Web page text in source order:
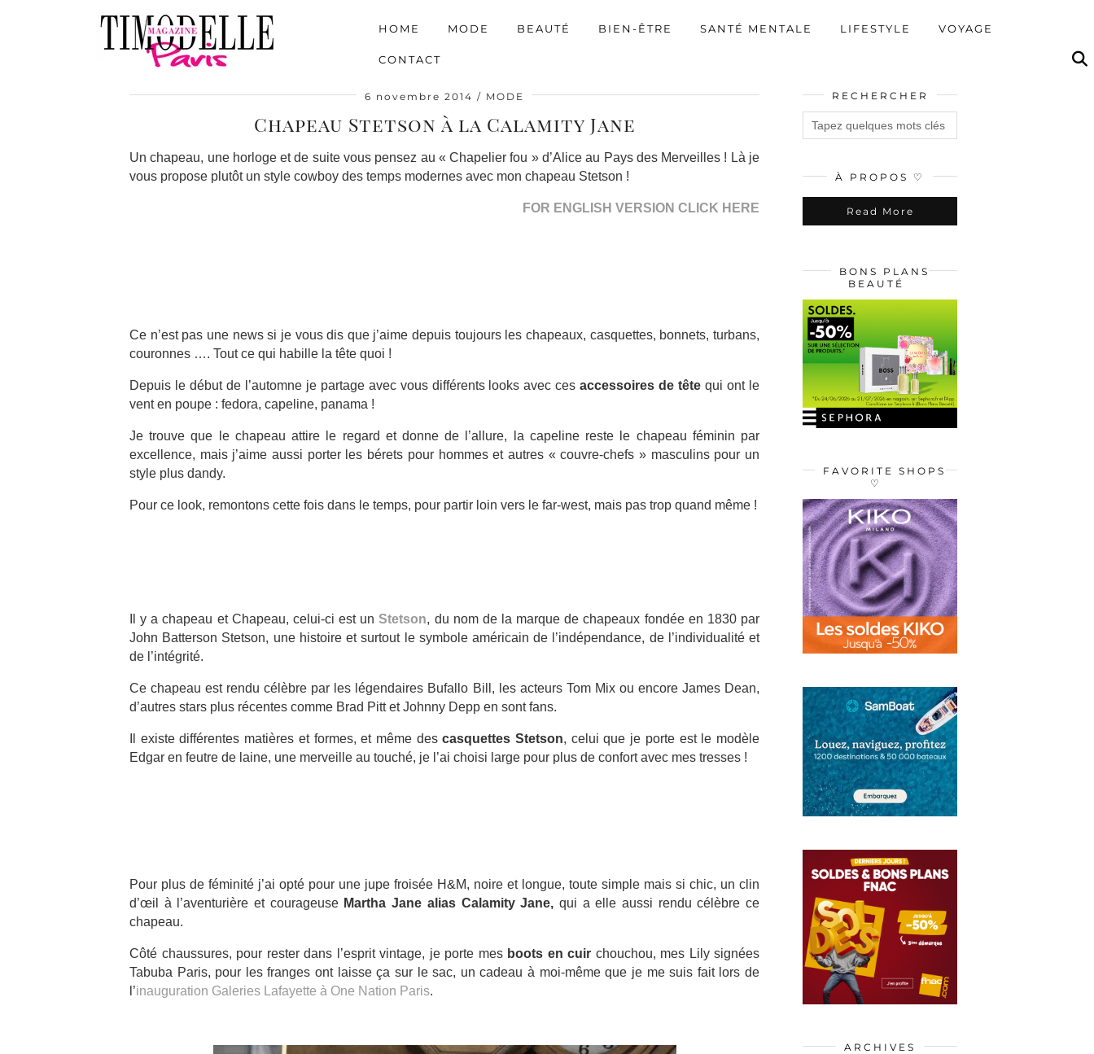
HOME MODE BEAUTÉ BIEN-ÊTRE SANTÉ MENTALE LIFESTYLE VOYAGE
CONTACT
6 novembre 2014 MODE
Chapeau Stetson à la Calamity Jane
Un chapeau, une horloge et de suite vous pensez au « Chapelier fou » d’Alice au Pays des Merveilles ! Là je
vous propose plutôt un style cowboy des temps modernes avec mon chapeau Stetson !
FOR ENGLISH VERSION CLICK HERE
Ce n’est pas une news si je vous dis que j’aime depuis toujours les chapeaux, casquettes, bonnets, turbans,
couronnes …. Tout ce qui habille la tête quoi !
Depuis le début de l’automne je partage avec vous différents looks avec cesaccessoires de tête qui ont le
vent en poupe : fedora, capeline, panama !
Je trouve que le chapeau attire le regard et donne de l’allure, la capeline reste le chapeau féminin par
excellence, mais j’aime aussi porter les bérets pour hommes et autres « couvre-chefs » masculins pour un
style plus dandy.
Pour ce look, remontons cette fois dans le temps, pour partir loin vers le far-west, mais pas trop quand même !
Il y a chapeau et Chapeau, celui-ci est unStetson, du nom de la marque de chapeaux fondée en 1830 par
John Batterson Stetson, une histoire et surtout le symbole américain de l’indépendance, de l’individualité et
de l’intégrité.
Ce chapeau est rendu célèbre par les légendaires Bufallo Bill, les acteurs Tom Mix ou encore James Dean,
d’autres stars plus récentes comme Brad Pitt et Johnny Depp en sont fans.
Il existe différentes matières et formes, et même descasquettes Stetson, celui que je porte est le modèle
Edgar en feutre de laine, une merveille au touché, je l’ai choisi large pour plus de confort avec mes tresses !
Pour plus de féminité j’ai opté pour une jupe froisée H&M, noire et longue, toute simple mais si chic, un clin
d’œil à l’aventurière et courageuse Martha Jane alias Calamity Jane, qui a elle aussi rendu célèbre ce
chapeau.
Côté chaussures, pour rester dans l’esprit vintage, je porte mes boots en cuir chouchou, mes Lily signées
Tabuba Paris, pour les franges ont laisse ça sur le sac, un cadeau à moi-même que je me suis fait lors de
l’inauguration Galeries Lafayette à One Nation Paris.
RECHERCHER
À PROPOS ♡
Read More
BONS PLANS
BEAUTÉ
FAVORITE SHOPS
♡
ARCHIVES